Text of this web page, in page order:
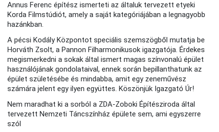
Annus Ferenc építész ismerteti az általuk tervezett etyeki
Korda Filmstúdiót, amely a saját kategóriájában a legnagyobb
hazánkban.
A pécsi Kodály Központot speciális szemszögből mutatja be
Horváth Zsolt, a Pannon Filharmonikusok igazgatója. Érdekes
megismerkedni a sokak által ismert magas színvonalú épület
használójának gondolataival, ennek során bepillanthatunk az
épület születésébe és mindabba, amit egy zeneművész
számára jelent egy ilyen együttes. Köszönjük Igazgató Úr!
Nem maradhat ki a sorból a ZDA-Zoboki Építésziroda által
tervezett Nemzeti Táncszínház épülete sem, ami egyszerre
szól